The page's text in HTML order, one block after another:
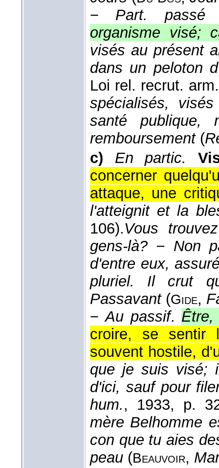
− Part.
organisme visé;
visés au présent
dans un peloton
Loi rel. recrut. arm.
spécialisés,
santé
remboursement(
c)
En partic.
concerner
attaque, une
l'atteignit et la
106).Vous
gens-là? − Non
d'entre eux,
pluriel. Il crut
Passavant(Gide,
−Au passif.
croire, se sentir
souvent hostile,
que je suis visé;
d'ici, sauf pour
hum., 1933, p.
mère Belhomme
con que tu aies
peau (Beauvoir,